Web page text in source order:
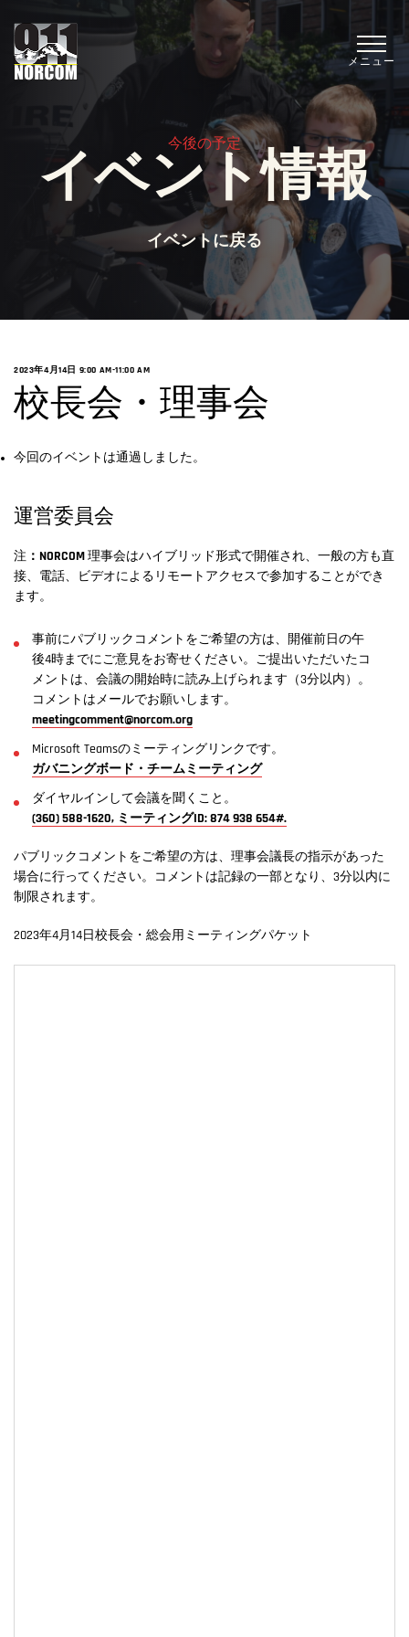
メニュー
今後の予定
イベント情報
イベントに戻る
2023年4月14日 9:00 AM-11:00 AM
校長会・理事会
今回のイベントは通過しました。
運営委員会
注 ：NORCOM 理事会はハイブリッド形式で開催され、一般の方も直
接、電話、ビデオによるリモートアクセスで参加することができ
ます。
事前にパブリックコメントをご希望の方は、開催前日の午
後4時までにご意見をお寄せください。ご提出いただいたコ
メントは、会議の開始時に読み上げられます（3分以内）。
コメントはメールでお願いします。
meetingcomment@norcom.org
Microsoft Teamsのミーティングリンクです。
ガバニングボード・チームミーティング
ダイヤルインして会議を聞くこと。
(360) 588-1620, ミーティングID: 874 938 654#.
パブリックコメントをご希望の方は、理事会議長の指示があった
場合に行ってください。コメントは記録の一部となり、3分以内に
制限されます。
2023年4月14日校長会・総会用ミーティングパケット